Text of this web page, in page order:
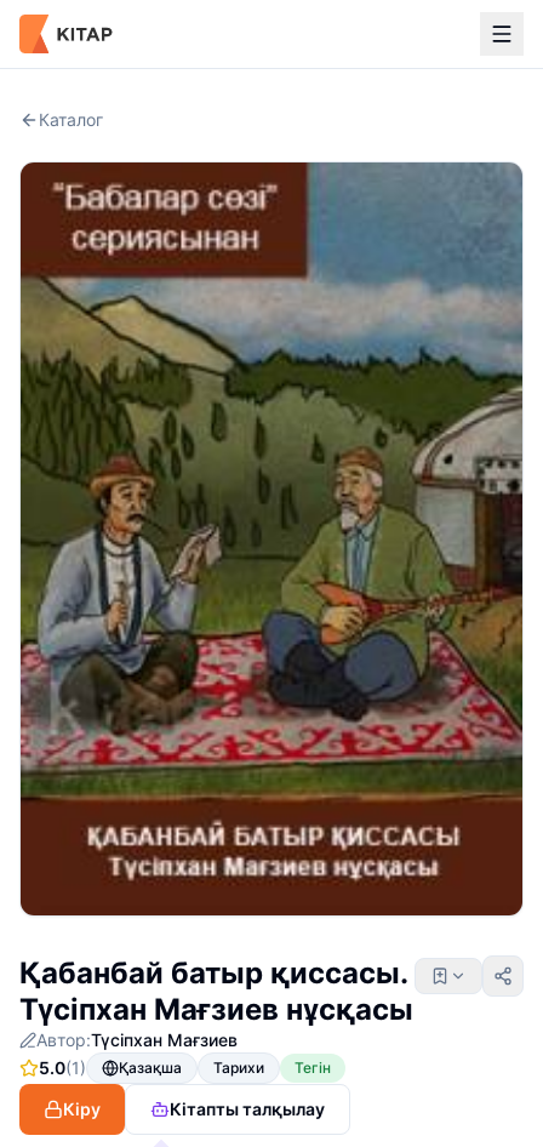
Каталог
Қабанбай батыр қиссасы.
Түсіпхан Мағзиев нұсқасы
Автор:Түсіпхан Мағзиев
5.0(1) Қазақша Тарихи Тегін
Кіру Кітапты талқылау